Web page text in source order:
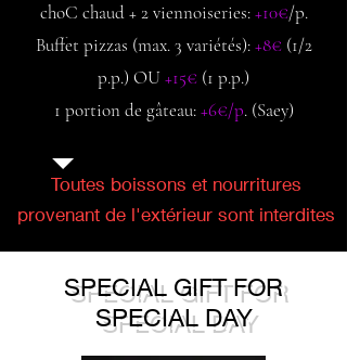
choC chaud + 2 viennoiseries:+10€/p.
Buffet pizzas (max. 3 variétés):+8€(1/2
p.p.) OU+15€ (1 p.p.)
1 portion de gâteau:+6€/p. (Saey)
Toutes boissons et nourritures
provenant de l'extérieur sont interdites
SPECIAL GIFT FOR
SPECIAL DAY